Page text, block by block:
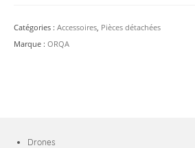
Catégories : Accessoires, Pièces détachées
Marque : ORQA
Drones